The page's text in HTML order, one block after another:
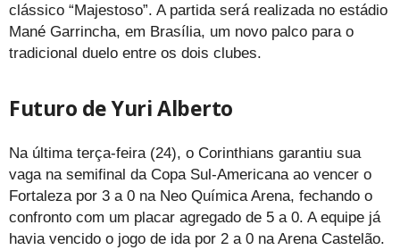
clássico “Majestoso”. A partida será realizada no estádio
Mané Garrincha, em Brasília, um novo palco para o
tradicional duelo entre os dois clubes.
Futuro de Yuri Alberto
Na última terça-feira (24), o Corinthians garantiu sua
vaga na semifinal da Copa Sul-Americana ao vencer o
Fortaleza por 3 a 0 na Neo Química Arena, fechando o
confronto com um placar agregado de 5 a 0. A equipe já
havia vencido o jogo de ida por 2 a 0 na Arena Castelão.